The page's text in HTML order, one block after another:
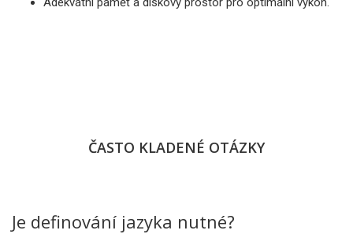
ČASTO KLADENÉ OTÁZKY
Je definování jazyka nutné?